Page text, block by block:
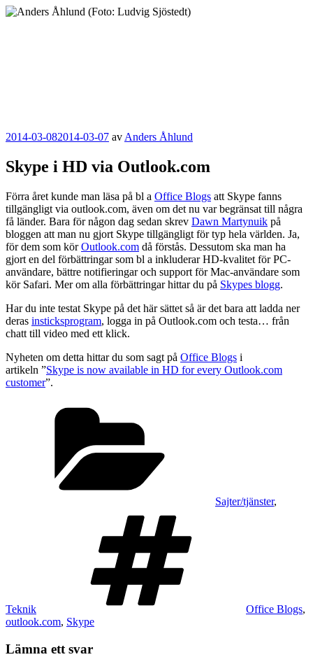
Hoppa
Publicerat
2014-03-082014-03-07 av Anders Åhlund
Skype i HD via Outlook.com
Förra året kunde man läsa på bl a Office Blogs att Skype fanns
tillgängligt via outlook.com, även om det nu var begränsat till några
få länder. Bara för någon dag sedan skrev Dawn Martynuik på
bloggen att man nu gjort Skype tillgängligt för typ hela världen. Ja,
för dem som körOutlook.com då förstås. Dessutom ska man ha
gjort en del förbättringar som bl a inkluderar HD-kvalitet för PC-
användare, bättre notifieringar och support för Mac-användare som
kör Safari. Mer om alla förbättringar hittar du på Skypes blogg.
Har du inte testat Skype på det här sättet så är det bara att ladda ner
deras insticksprogram, logga in på Outlook.com och testa… från
chatt till video med ett klick.
Nyheten om detta hittar du som sagt på Office Blogs i
artikeln ”Skype is now available in HD for every Outlook.com
customer”.
Sajter/tjänster,
Teknik Office Blogs,
outlook.com, Skype
Lämna ett svar